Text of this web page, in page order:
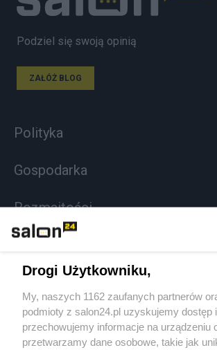
Podziel się swoją opinią
ZAŁÓŻ BLOG
Polityka
Gospodarka
Rozmaitości
Sport
Społeczeństwo
Drogi Użytkowniku,
My, naszych 1162 zaufanych partnerów
podmioty z salon24.pl uzyskujemy dostęp i
przechowujemy informacje na urządzeniu
przetwarzamy dane osobowe, takie jak